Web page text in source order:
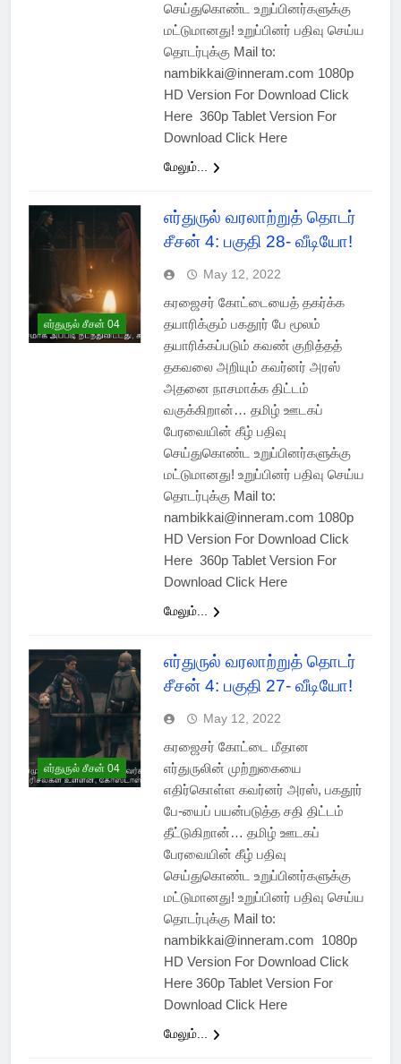
செய்துகொண்ட உறுப்பினர்களுக்கு
மட்டுமானது! உறுப்பினர் பதிவு செய்ய
தொடர்புக்கு Mail to:
nambikkai@inneram.com 1080p
HD Version For Download Click
Here 360p Tablet Version For
Download Click Here
மேலும்...
எர்துருல் சீசன் 04
எர்துருல் வரலாற்றுத் தொடர்
சீசன் 4: பகுதி 28- வீடியோ!
May 12, 2022
கரஜைசர் கோட்டையைத் தகர்க்க
தயாரிக்கும் பகதூர் பே மூலம்
தயாரிக்கப்படும் கவண் குறித்தத்
தகவலை அறியும் கவர்னர் அரஸ்
அதனை நாசமாக்க திட்டம்
வகுக்கிறான்… தமிழ் ஊடகப்
பேரவையின் கீழ் பதிவு
செய்துகொண்ட உறுப்பினர்களுக்கு
மட்டுமானது! உறுப்பினர் பதிவு செய்ய
தொடர்புக்கு Mail to:
nambikkai@inneram.com 1080p
HD Version For Download Click
Here 360p Tablet Version For
Download Click Here
மேலும்...
எர்துருல் சீசன் 04
எர்துருல் வரலாற்றுத் தொடர்
சீசன் 4: பகுதி 27- வீடியோ!
May 12, 2022
கரஜைசர் கோட்டை மீதான
எர்துருலின் முற்றுகையை
எதிர்கொள்ள கவர்னர் அரஸ், பகதூர்
பே-யைப் பயன்படுத்த சதி திட்டம்
தீட்டுகிறான்… தமிழ் ஊடகப்
பேரவையின் கீழ் பதிவு
செய்துகொண்ட உறுப்பினர்களுக்கு
மட்டுமானது! உறுப்பினர் பதிவு செய்ய
தொடர்புக்கு Mail to:
nambikkai@inneram.com 1080p
HD Version For Download Click
Here 360p Tablet Version For
Download Click Here
மேலும்...